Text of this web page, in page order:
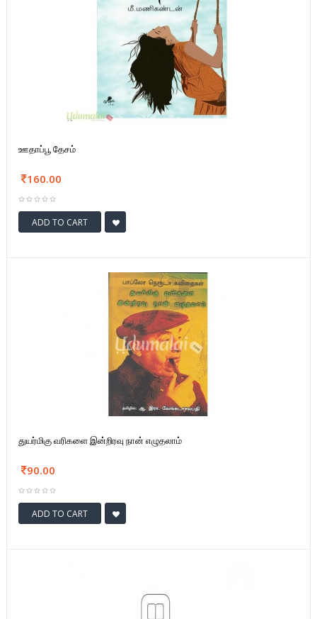
ஊதாப்பூ தேசம்
160.00
ADD TO CART
துயர்மிகு வரிகளை இன்றிரவு நான் எழுதலாம்
90.00
ADD TO CART